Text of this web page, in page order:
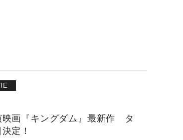
画『キングダム』最新作 タ
定！